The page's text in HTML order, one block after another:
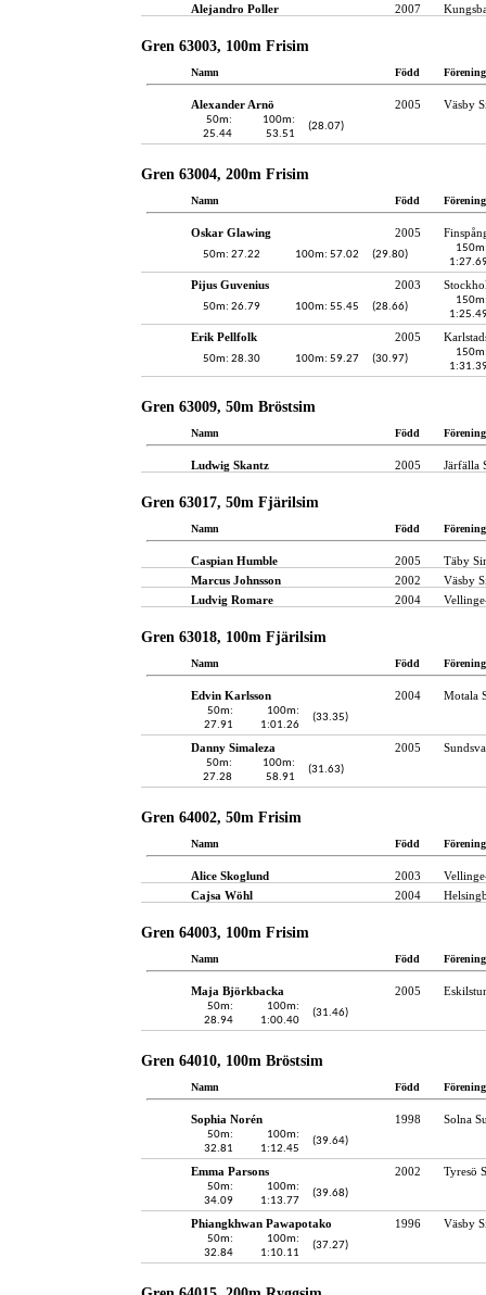
Alejandro Poller
2007
Gren 63003, 100m Frisim
Namn Född Förening
Alexander Arnö 2005 Väsby
50m:
25.44
100m:
53.51
(28.07)
Gren 63004, 200m Frisim
Namn Född Förening
Oskar Glawing 2005
50m: 27.22 100m: 57.02 (29.80)
Pijus Guvenius 2003
50m: 26.79 100m: 55.45 (28.66)
Erik Pellfolk 2005
50m: 28.30 100m: 59.27 (30.97)
Gren 63009, 50m Bröstsim
Namn Född Förening
Ludwig Skantz 2005 Järfälla
Gren 63017, 50m Fjärilsim
Namn Född Förening
Caspian Humble 2005
Täby
Marcus Johnsson
2002
Väsby
Ludvig Romare
2004
Gren 63018, 100m Fjärilsim
Namn Född Förening
Edvin Karlsson 2004 Motala
50m:
27.91
100m:
1:01.26
(33.35)
Danny Simaleza 2005
50m:
27.28
100m:
58.91
(31.63)
Gren 64002, 50m Frisim
Namn Född Förening
Alice Skoglund 2003
Cajsa Wöhl
2004
Gren 64003, 100m Frisim
Namn Född Förening
Maja Björkbacka 2005
50m:
28.94
100m:
1:00.40
(31.46)
Gren 64010, 100m Bröstsim
Namn Född Förening
Sophia Norén 1998 Solna
50m:
32.81
100m:
1:12.45
(39.64)
Emma Parsons 2002 Tyresö
50m:
34.09
100m:
1:13.77
(39.68)
Phiangkhwan Pawapotako 1996 Väsby
50m:
32.84
100m:
1:10.11
(37.27)